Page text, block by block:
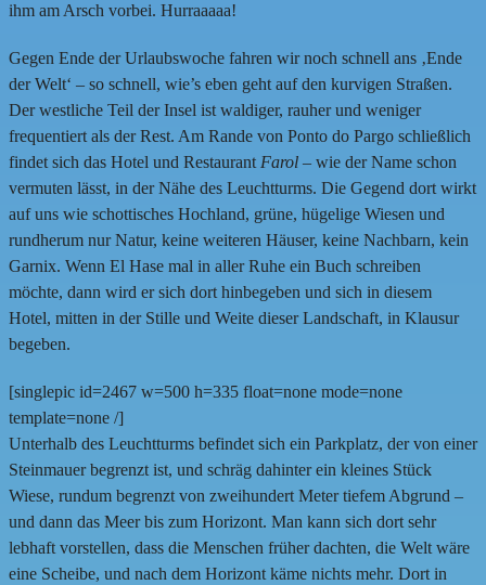
ihm am Arsch vorbei. Hurraaaaa!
Gegen Ende der Urlaubswoche fahren wir noch schnell ans ‚Ende
der Welt‘ – so schnell, wie’s eben geht auf den kurvigen Straßen.
Der westliche Teil der Insel ist waldiger, rauher und weniger
frequentiert als der Rest. Am Rande von Ponto do Pargo schließlich
findet sich das Hotel und Restaurant Farol – wie der Name schon
vermuten lässt, in der Nähe des Leuchtturms. Die Gegend dort wirkt
auf uns wie schottisches Hochland, grüne, hügelige Wiesen und
rundherum nur Natur, keine weiteren Häuser, keine Nachbarn, kein
Garnix. Wenn El Hase mal in aller Ruhe ein Buch schreiben
möchte, dann wird er sich dort hinbegeben und sich in diesem
Hotel, mitten in der Stille und Weite dieser Landschaft, in Klausur
begeben.
[singlepic id=2467 w=500 h=335 float=none mode=none
template=none /]
Unterhalb des Leuchtturms befindet sich ein Parkplatz, der von einer
Steinmauer begrenzt ist, und schräg dahinter ein kleines Stück
Wiese, rundum begrenzt von zweihundert Meter tiefem Abgrund –
und dann das Meer bis zum Horizont. Man kann sich dort sehr
lebhaft vorstellen, dass die Menschen früher dachten, die Welt wäre
eine Scheibe, und nach dem Horizont käme nichts mehr. Dort in